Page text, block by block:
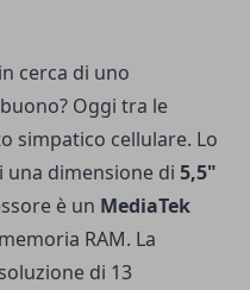
cerca di uno
Oggi tra le
simpatico cellulare. Lo
dimensione di 5,5"
è un MediaTek
RAM. La
di 13